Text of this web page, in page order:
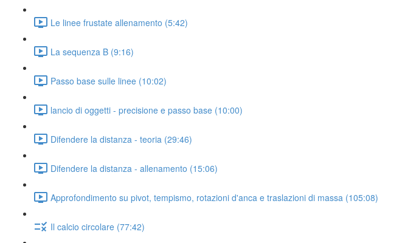
Le linee frustate allenamento (5:42)
La sequenza B (9:16)
Passo base sulle linee (10:02)
lancio di oggetti - precisione e passo base (10:00)
Difendere la distanza - teoria (29:46)
Difendere la distanza - allenamento (15:06)
Approfondimento su pivot, tempismo, rotazioni d'anca e traslazioni di massa (105:08)
Il calcio circolare (77:42)